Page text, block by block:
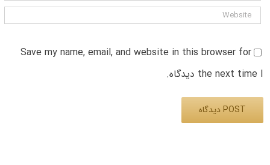
Save my name, email, and website in this browser for
the next time I دیدگاه.